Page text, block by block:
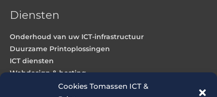
Cookies Tomassen ICT &
Diensten
Onderhoud van uw ICT-infrastructuur
Duurzame Printoplossingen
ICT diensten
Webdesign & hosting